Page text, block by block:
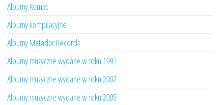
Albumy Komet
Albumy kompilacyjne
Albumy Matador Records
Albumy muzyczne wydane w roku 1991
Albumy muzyczne wydane w roku 2007
Albumy muzyczne wydane w roku 2009